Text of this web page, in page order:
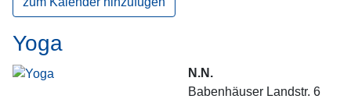
Yoga
N.N.
Babenhäuser Landstr. 6